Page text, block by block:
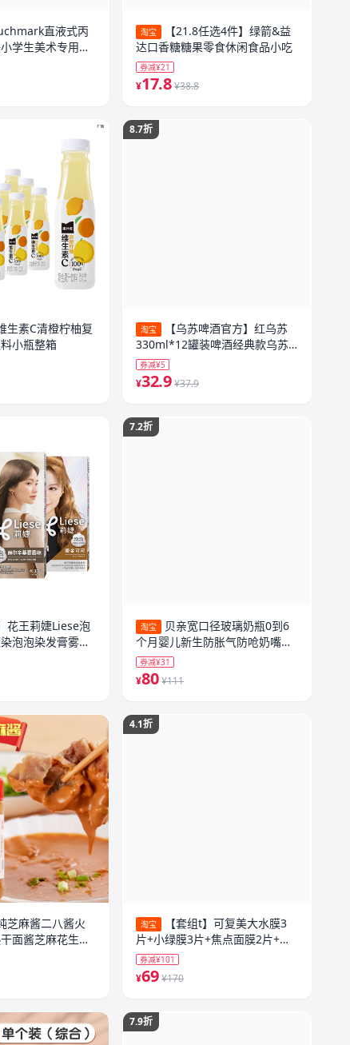
直液式丙
学生美术专用浓
36/60/84色儿
水彩笔礼物
生素C清橙柠柚复
小瓶整箱
花王莉婕Liese泡
泡泡染发膏雾霾
芝麻酱二八酱火
面酱芝麻花生烘
淘宝
【21.8任选4件】绿箭&益
达口香糖糖果零食休闲食品小吃
券减¥21
¥17.8 ¥38.8
8.7折
淘宝
【乌苏啤酒官方】红乌苏
330ml*12罐装啤酒经典款乌苏
白啤非原箱
券减¥5
¥32.9 ¥37.9
7.2折
淘宝
贝亲宽口径玻璃奶瓶0到6
个月婴儿新生防胀气防呛奶嘴官
方旗舰店
券减¥31
¥80 ¥111
4.1折
淘宝
【套组t】可复美大水膜3
片+小绿膜3片+焦点面膜2片+吨
吨小水膜3片
券减¥101
¥69 ¥170
7.9折